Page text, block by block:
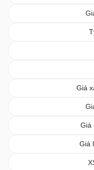
Giá
Giá
Giá